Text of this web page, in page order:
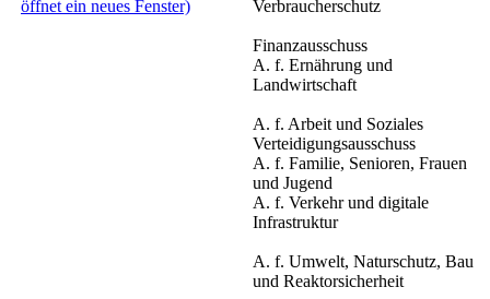
öffnet ein neues Fenster)
Verbraucherschutz
Finanzausschuss
A. f. Ernährung und
Landwirtschaft
A. f. Arbeit und Soziales
Verteidigungsausschuss
A. f. Familie, Senioren, Frauen
und Jugend
A. f. Verkehr und digitale
Infrastruktur
A. f. Umwelt, Naturschutz, Bau
und Reaktorsicherheit